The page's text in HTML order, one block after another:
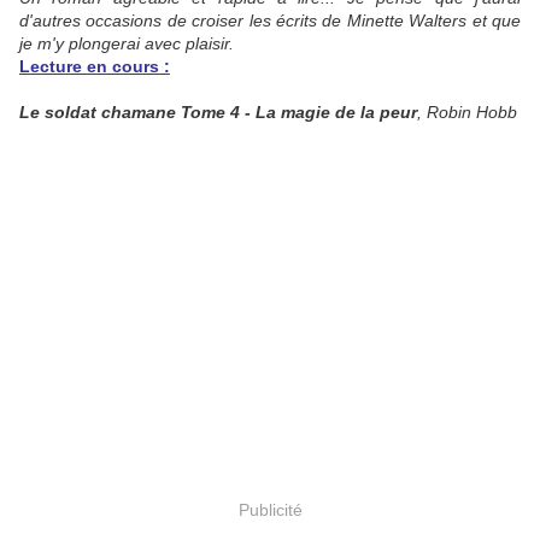
d'autres occasions de croiser les écrits de Minette Walters et que
je m'y plongerai avec plaisir.
Lecture en cours :
Le soldat chamane Tome 4 - La magie de la peur, Robin Hobb
Publicité